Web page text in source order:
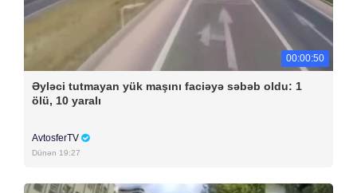
00:00:50
Əyləci tutmayan yük maşını faciəyə səbəb oldu: 1
ölü, 10 yaralı
AvtosferTV
Dünən 19:27